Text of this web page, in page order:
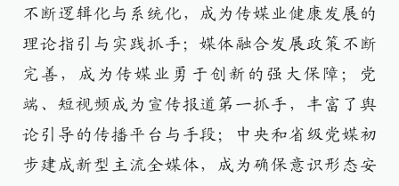
不断逻辑化与系统化，成为传媒业健康发展的
理论指引与实践抓手；媒体融合发展政策不断
完善，成为传媒业勇于创新的强大保障；党
端、短视频成为宣传报道第一抓手，丰富了舆
论引导的传播平台与手段；中央和省级党媒初
步建成新型主流全媒体，成为确保意识形态安